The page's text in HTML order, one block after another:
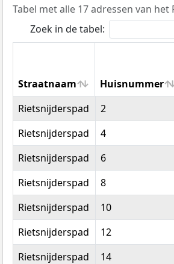
Tabel met alle 17 adressen van het
Zoek in de tabel:
Straatnaam Huisnummer
Straatnaam
Huisnummer
Rietsnijderspad 2
Rietsnijderspad
4
Rietsnijderspad
6
Rietsnijderspad
8
Rietsnijderspad
10
Rietsnijderspad
12
Rietsnijderspad
14